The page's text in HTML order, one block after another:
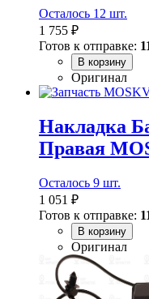
Осталось 12 шт.
1 755 ₽
Готов к отправке:
В корзину
Оригинал
Накладка
Правая
Осталось 9 шт.
1 051 ₽
Готов к отправке:
В корзину
Оригинал